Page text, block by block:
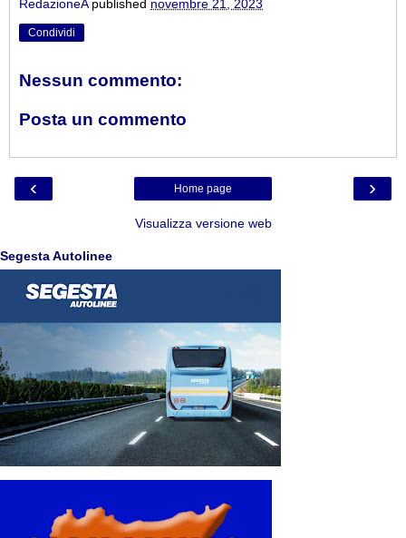
RedazioneA published novembre 21, 2023
Condividi
Nessun commento:
Posta un commento
‹ ›
Home page
Visualizza versione web
Segesta Autolinee